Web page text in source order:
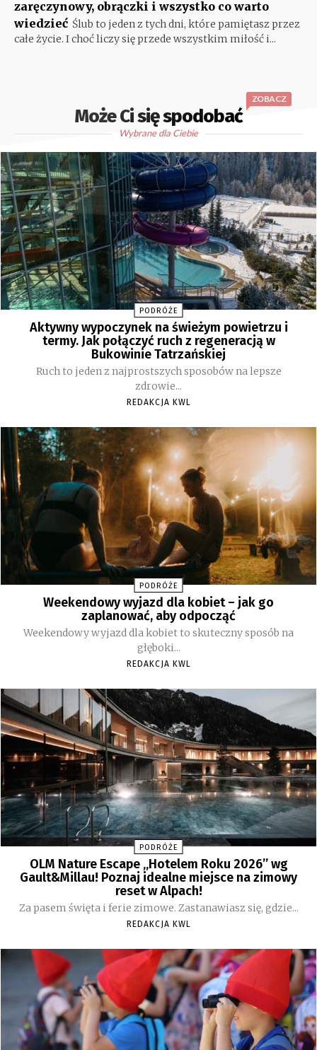
zaręczynowy, obrączki i wszystko co warto
wiedzieć Ślub to jeden z tych dni, które pamiętasz przez
całe życie. I choć liczy się przede wszystkim miłość i...
Może Ci się spodobać
ZOBACZ
Wybrane dla Ciebie
PODRÓŻE
Aktywny wypoczynek na świeżym powietrzu i
termy. Jak połączyć ruch z regeneracją w
Bukowinie Tatrzańskiej
Ruch to jeden z najprostszych sposobów na lepsze
zdrowie...
REDAKCJA KWL
PODRÓŻE
Weekendowy wyjazd dla kobiet – jak go
zaplanować, aby odpocząć
Weekendowy wyjazd dla kobiet to skuteczny sposób na
głęboki...
REDAKCJA KWL
PODRÓŻE
OLM Nature Escape „Hotelem Roku 2026” wg
Gault&Millau! Poznaj idealne miejsce na zimowy
reset w Alpach!
Za pasem święta i ferie zimowe. Zastanawiasz się, gdzie...
REDAKCJA KWL